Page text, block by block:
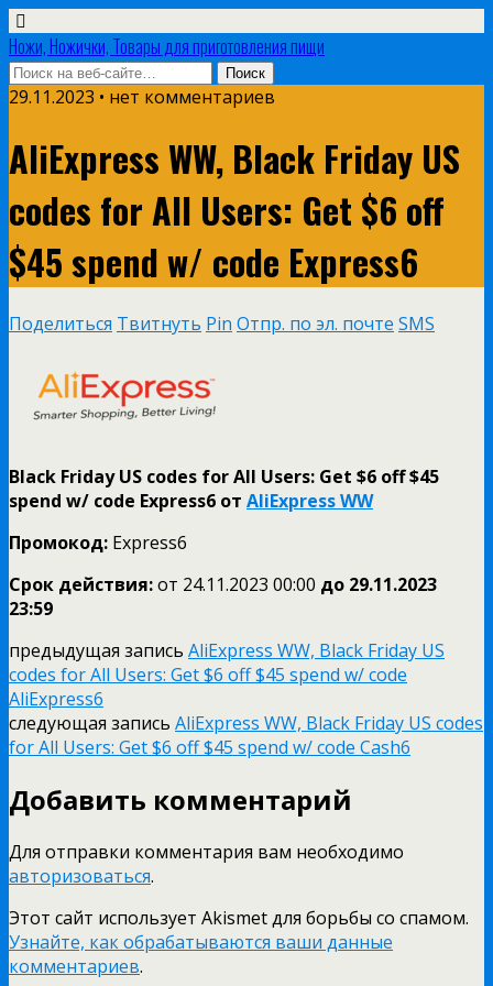
Ножи, Ножички, Товары для приготовления пищи
29.11.2023 • нет комментариев
AliExpress WW, Black Friday US
codes for All Users: Get $6 off
$45 spend w/ code Express6
Поделиться Твитнуть Pin Отпр. по эл. почте SMS
Black Friday US codes for All Users: Get $6 off $45
spend w/ code Express6 от AliExpress WW
Промокод: Express6
Срок действия:от 24.11.2023 00:00 до 29.11.2023
23:59
предыдущая запись AliExpress WW, Black Friday US
codes for All Users: Get $6 off $45 spend w/ code
AliExpress6
следующая запись AliExpress WW, Black Friday US codes
for All Users: Get $6 off $45 spend w/ code Cash6
Добавить комментарий
Для отправки комментария вам необходимо
авторизоваться.
Этот сайт использует Akismet для борьбы со спамом.
Узнайте, как обрабатываются ваши данные
комментариев.